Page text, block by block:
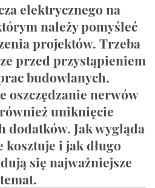
elektrycznego na
należy pomyśleć
projektów. Trzeba
przed przystąpieniem
budowlanych,
oszczędzanie nerwów
uniknięcie
dodatków. Jak wygląda
kosztuje i jak długo
się najważniejsze